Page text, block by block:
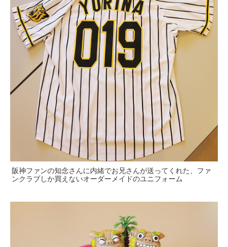
阪神ファンの知念さんに内緒でお兄さんが送ってくれた、ファ
ンクラブしか買えないオーダーメイドのユニフォーム